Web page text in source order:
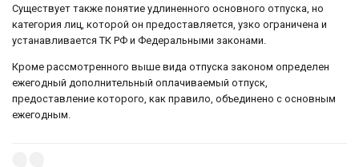
Существует также понятие удлиненного основного отпуска, но
категория лиц, которой он предоставляется, узко ограничена и
устанавливается ТК РФ и Федеральными законами.
Кроме рассмотренного выше вида отпуска законом определен
ежегодный дополнительный оплачиваемый отпуск,
предоставление которого, как правило, объединено с основным
ежегодным.